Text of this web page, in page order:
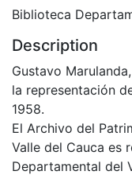
Biblioteca
Description
Gustavo
la representación
1958.
El Archivo del
Valle del Cauca es
Departamental del